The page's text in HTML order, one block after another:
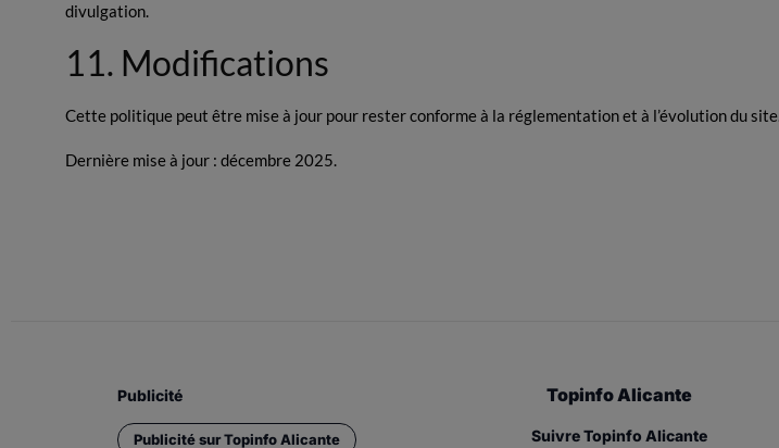
divulgation.
11. Modifications
Cette politique peut être mise à jour pour rester conforme à la réglementation et à l’évolution du
Dernière mise à jour : décembre 2025.
Publicité
Publicité sur Topinfo Alicante
Topinfo Alicante
Suivre Topinfo Alicante